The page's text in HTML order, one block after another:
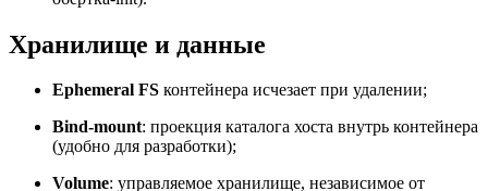
Хранилище и данные
Ephemeral FS контейнера исчезает при удалении;
Bind-mount: проекция каталога хоста внутрь контейнера
(удобно для разработки);
Volume: управляемое хранилище, независимое от